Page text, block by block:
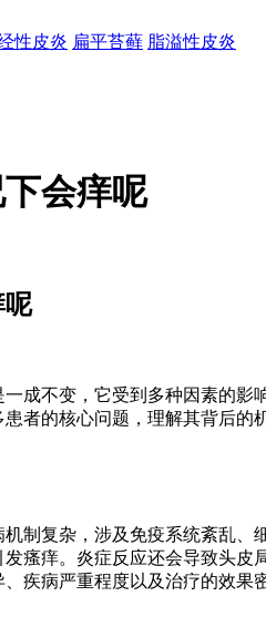
性皮炎 扁平苔藓 脂溢性皮炎
会痒呢
呢
成不变，它受到多种因素的
者的核心问题，理解其背后
制复杂，涉及免疫系统紊乱
瘙痒。炎症反应还会导致头
疾病严重程度以及治疗的效果